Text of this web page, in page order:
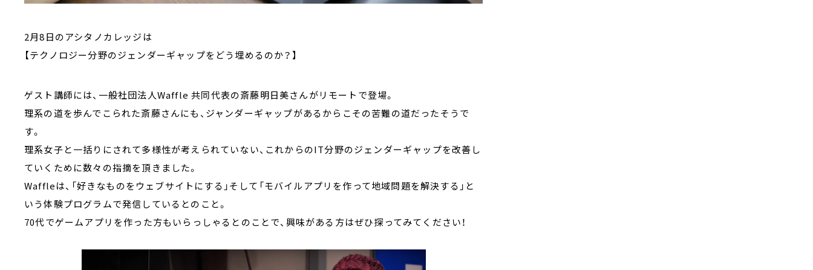
2月8日のアシタノカレッジは
【テクノロジー分野のジェンダーギャップをどう埋めるのか？】
ゲスト講師には、一般社団法人Waffle 共同代表の斎藤明日美さんがリモートで登場。
理系の道を歩んでこられた斎藤さんにも、ジャンダーギャップがあるからこその苦難の道だったそうで
す。
理系女子と一括りにされて多様性が考えられていない、これからのIT分野のジェンダーギャップを改善し
ていくために数々の指摘を頂きました。
Waffleは、「好きなものをウェブサイトにする」そして「モバイルアプリを作って地域問題を解決する」と
いう体験プログラムで発信しているとのこと。
70代でゲームアプリを作った方もいらっしゃるとのことで、興味がある方はぜひ探ってみてください！